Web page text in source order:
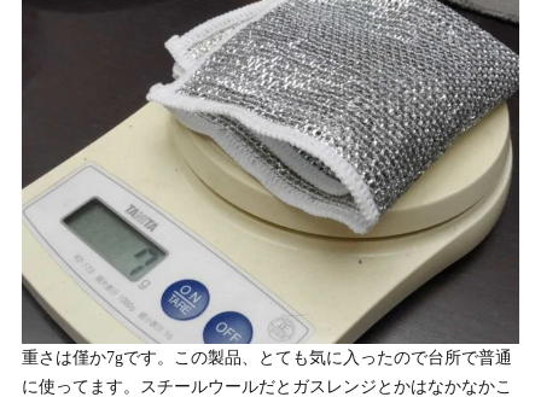
重さは僅か7gです。この製品、とても気に入ったので台所で普通
に使ってます。スチールウールだとガスレンジとかはなかなかこ